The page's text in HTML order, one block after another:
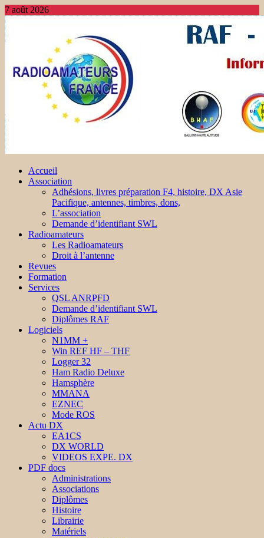
7 août 2026
Accueil
Association
Adhésions, livres préparation F4, histoire, DX Asie
Pacifique, antennes, timbres, dons,
L’association
Demande d’identifiant SWL
Radioamateurs
Les Radioamateurs
Droit à l’antenne
Revues
Formation
Services
QSL ANRPFD
Demande d’identifiant SWL
Diplômes RAF
Logiciels
N1MM +
Win REF HF – THF
Logger 32
Ham Radio Deluxe
Hamsphère
MMANA
EZNEC
Mode ROS
Actu DX
EA1CS
DX WORLD
VIDEOS EXPE. DX
PDF docs
Administrations
Associations
Diplômes
Histoire
Librairie
Matériels